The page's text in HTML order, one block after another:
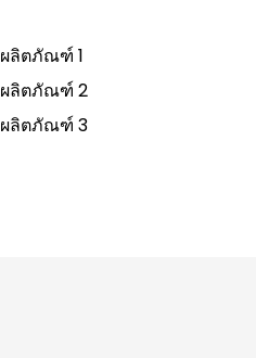
ลิตภัณฑ์ 1
ลิตภัณฑ์ 2
ลิตภัณฑ์ 3